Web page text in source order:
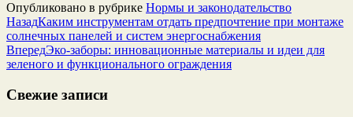
Опубликовано в рубрике Нормы и законодательство
НазадКаким инструментам отдать предпочтение при монтаже
солнечных панелей и систем энергоснабжения
ВпередЭко-заборы: инновационные материалы и идеи для
зеленого и функционального ограждения
Свежие записи